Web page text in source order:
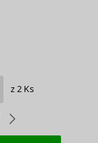
z 2 Ks